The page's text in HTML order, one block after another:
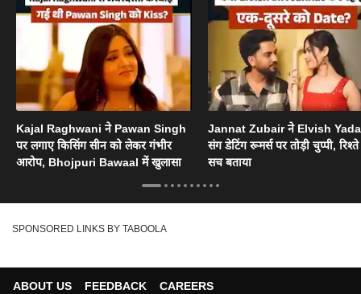
Kajal Raghwani ने Pawan Singh
पर लगाए किसिंग सीन को लेकर गंभीर
आरोप, Bhojpuri Bawaal में खुलासा
Jannat Zubair ने Elvish
संग डेटिंग रूमर्स पर तोड़ी चुप्पी,
सच बताया
SPONSORED LINKS BY TABOOLA
ABOUT US FEEDBACK CAREERS